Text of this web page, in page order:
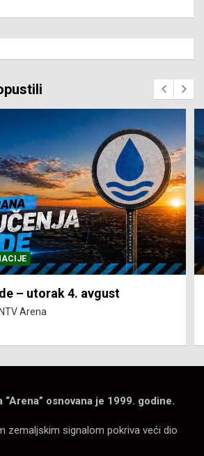
– utorak 4. avgust
NTV Arena
osnovana je 1999. godine.
zemaljskim signalom pokriva veći dio